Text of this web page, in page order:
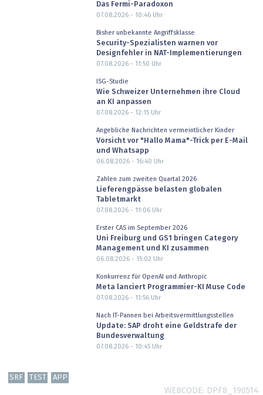
Das Fermi-Paradoxon
07.08.2026 - 10:46Uhr
Bisher unbekannte Angriffsklasse
Security-Spezialisten warnen vor
Designfehler in NAT-Implementierungen
07.08.2026 - 11:50 Uhr
ISG-Studie
Wie Schweizer Unternehmen ihre Cloud
an KI anpassen
07.08.2026 - 12:15Uhr
Angebliche Nachrichten vermeintlicher Kinder
Vorsicht vor "Hallo Mama"-Trick per E-Mail
und Whatsapp
06.08.2026 - 16:40 Uhr
Zahlen zum zweiten Quartal 2026
Lieferengpässe belasten globalen
Tabletmarkt
07.08.2026 - 11:06Uhr
Erster CAS im September 2026
Uni Freiburg und GS1 bringen Category
Management und KI zusammen
06.08.2026 - 15:02 Uhr
Konkurrenz für OpenAI und Anthropic
Meta lanciert Programmier-KI Muse Code
07.08.2026 - 11:56Uhr
Nach IT-Pannen bei Arbeitsvermittlungsstellen
Update: SAP droht eine Geldstrafe der
Bundesverwaltung
07.08.2026 - 10:45Uhr
SRF TEST APP
WEBCODE DPF8_190514